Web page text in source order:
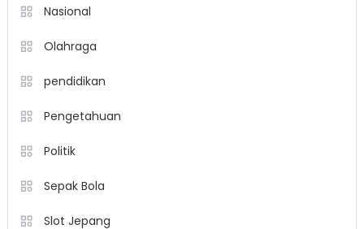
Nasional
Olahraga
pendidikan
Pengetahuan
Politik
Sepak Bola
Slot Jepang